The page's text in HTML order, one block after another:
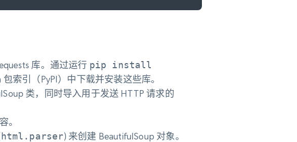
库。通过运行 pip install
索引（PyPI）中下载并安装这些库。
类，同时导入用于发送 HTTP 请求的
。
html.parser) 来创建 BeautifulSoup 对象。